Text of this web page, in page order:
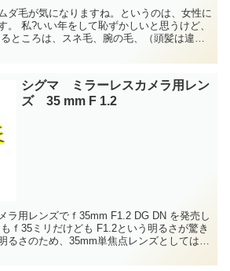
ダ毛が気になりますね。というのは、女性に
うけど、
シグマ ミラーレスカメラ用レン
ズ 35 mm F 1.2
レンズでｆ35mm F1.2 DG DN を発売し
さのため、35mm単焦点レンズとしては、